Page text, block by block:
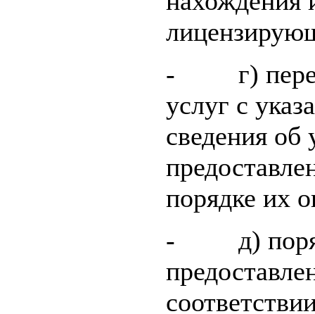
- г)
услуг с
сведения об
порядке их
- д)